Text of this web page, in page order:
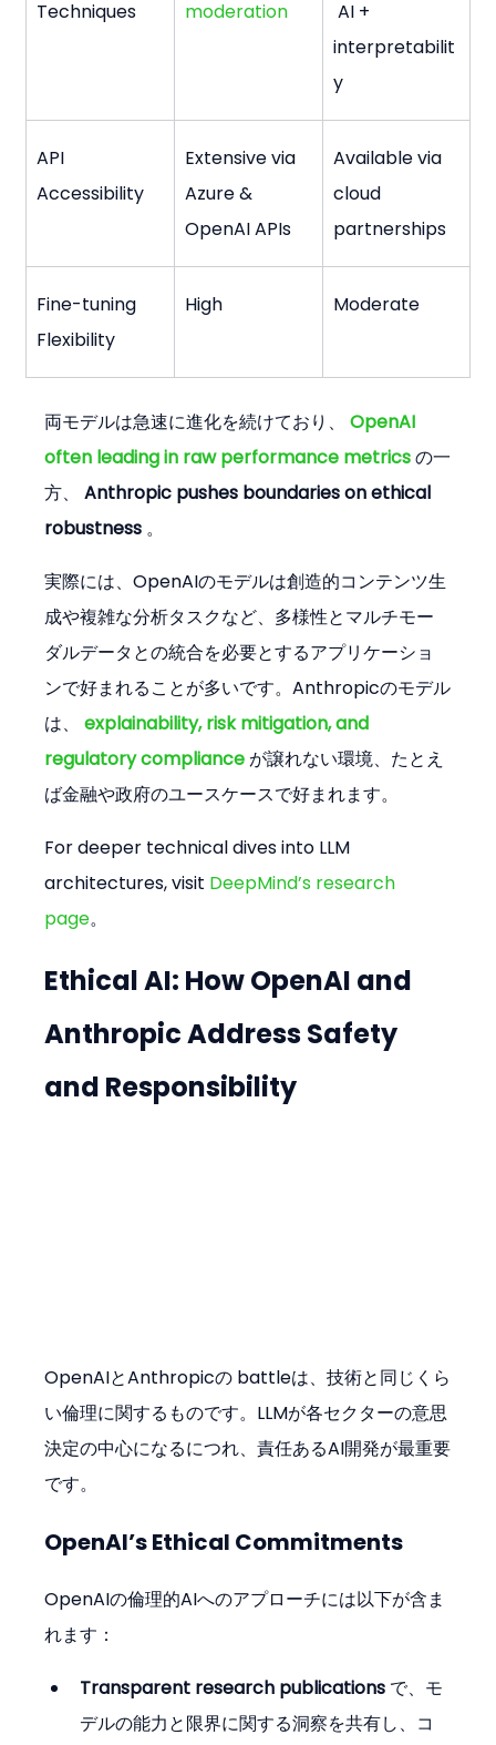
Techniques moderation
AI +
interpretabilit
y
API
Accessibility
Extensive via
Azure &
OpenAI APIs
Available via
cloud
partnerships
Fine-tuning
Flexibility
High Moderate
両モデルは急速に進化を続けており、 OpenAI
often leading in raw performance metrics の一
方、 Anthropic pushes boundaries on ethical
robustness 。
実際には、OpenAIのモデルは創造的コンテンツ生
成や複雑な分析タスクなど、多様性とマルチモー
ダルデータとの統合を必要とするアプリケーショ
ンで好まれることが多いです。Anthropicのモデル
は、 explainability, risk mitigation, and
regulatory compliance が譲れない環境、たとえ
ば金融や政府のユースケースで好まれます。
For deeper technical dives into LLM
architectures, visit DeepMind’s research
page。
Ethical AI: How OpenAI and
Anthropic Address Safety
and Responsibility
OpenAIとAnthropicの battleは、技術と同じくら
い倫理に関するものです。LLMが各セクターの意思
決定の中心になるにつれ、責任あるAI開発が最重要
です。
OpenAI’s Ethical Commitments
OpenAIの倫理的AIへのアプローチには以下が含ま
れます：
Transparent research publications で、モ
デルの能力と限界に関する洞察を共有し、コ